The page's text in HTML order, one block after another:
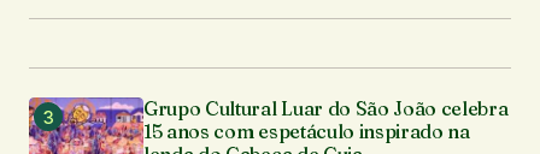
Grupo Cultural Luar do São João celebra
15 anos com espetáculo inspirado na